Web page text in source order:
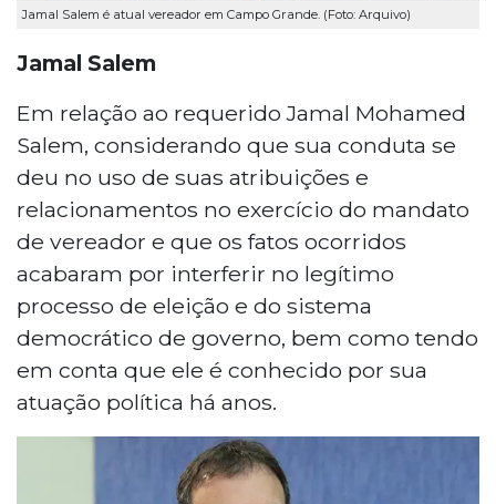
Jamal Salem é atual vereador em Campo Grande. (Foto: Arquivo)
Jamal Salem
Em relação ao requerido Jamal Mohamed
Salem, considerando que sua conduta se
deu no uso de suas atribuições e
relacionamentos no exercício do mandato
de vereador e que os fatos ocorridos
acabaram por interferir no legítimo
processo de eleição e do sistema
democrático de governo, bem como tendo
em conta que ele é conhecido por sua
atuação política há anos.